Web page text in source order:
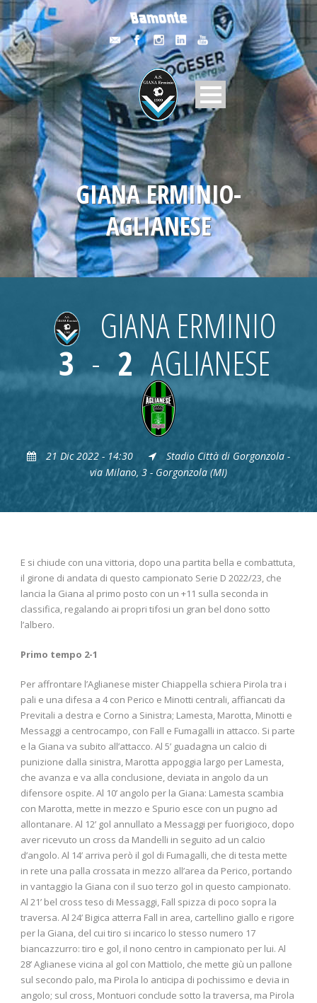
GIANA ERMINIO-
AGLIANESE
GIANA ERMINIO
3 - 2 AGLIANESE
21 Dic 2022 - 14:30
Stadio Città di Gorgonzola -
via Milano, 3 - Gorgonzola (MI)
E si chiude con una vittoria, dopo una partita bella e combattuta,
il girone di andata di questo campionato Serie D 2022/23, che
lancia la Giana al primo posto con un +11 sulla seconda in
classifica, regalando ai propri tifosi un gran bel dono sotto
l’albero.
Primo tempo 2-1
Per affrontare l’Aglianese mister Chiappella schiera Pirola tra i
pali e una difesa a 4 con Perico e Minotti centrali, affiancati da
Previtali a destra e Corno a Sinistra; Lamesta, Marotta, Minotti e
Messaggi a centrocampo, con Fall e Fumagalli in attacco. Si parte
e la Giana va subito all’attacco. Al 5’ guadagna un calcio di
punizione dalla sinistra, Marotta appoggia largo per Lamesta,
che avanza e va alla conclusione, deviata in angolo da un
difensore ospite. Al 10’ angolo per la Giana: Lamesta scambia
con Marotta, mette in mezzo e Spurio esce con un pugno ad
allontanare. Al 12’ gol annullato a Messaggi per fuorigioco, dopo
aver ricevuto un cross da Mandelli in seguito ad un calcio
d’angolo. Al 14’ arriva però il gol di Fumagalli, che di testa mette
in rete una palla crossata in mezzo all’area da Perico, portando
in vantaggio la Giana con il suo terzo gol in questo campionato.
Al 21’ bel cross teso di Messaggi, Fall spizza di poco sopra la
traversa. Al 24’ Bigica atterra Fall in area, cartellino giallo e rigore
per la Giana, del cui tiro si incarico lo stesso numero 17
biancazzurro: tiro e gol, il nono centro in campionato per lui. Al
28’ Aglianese vicina al gol con Mattiolo, che mette giù un pallone
sul secondo palo, ma Pirola lo anticipa di pochissimo e devia in
angolo; sul cross, Montuori conclude sotto la traversa, ma Pirola